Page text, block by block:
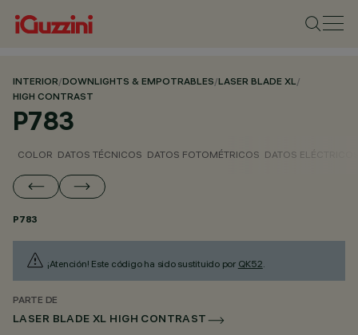
INTERIOR/DOWNLIGHTS & EMPOTRABLES/LASER BLADE XL/
HIGH CONTRAST
P783
COLOR DATOS TÉCNICOS DATOS FOTOMÉTRICOS DATOS
P783
¡Atención! Este código ha sido sustituido por QK52.
PARTE DE
LASER BLADE XL HIGH CONTRAST